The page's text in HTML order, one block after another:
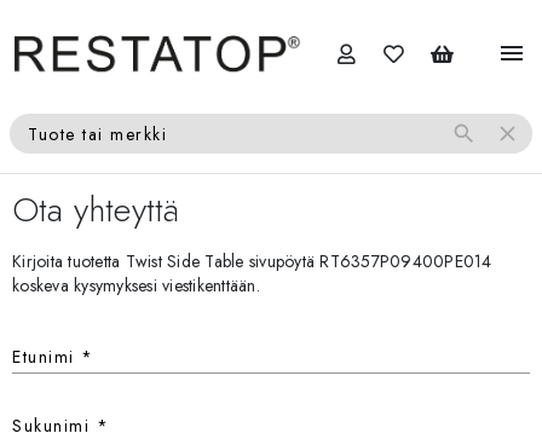
menu
Tuote tai merkki search close
Ota yhteyttä
Kirjoita tuotetta Twist Side Table sivupöytä RT6357P09400PE014
koskeva kysymyksesi viestikenttään.
Etunimi *
Sukunimi *